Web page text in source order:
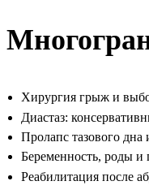
Хирургия грыж и
Диастаз:
Пролапс тазового
Беременность, роды и
Реабилитация после